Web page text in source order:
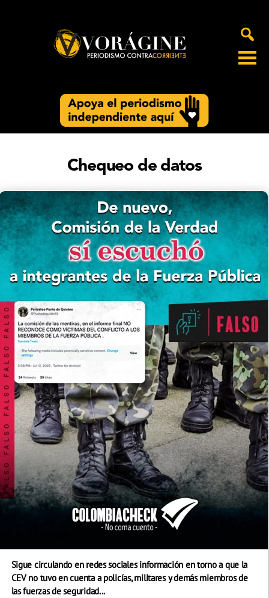
Chequeo de datos
Sigue circulando en redes sociales información en torno a que la
CEV no tuvo en cuenta a policías, militares y demás miembros de
las fuerzas de seguridad...